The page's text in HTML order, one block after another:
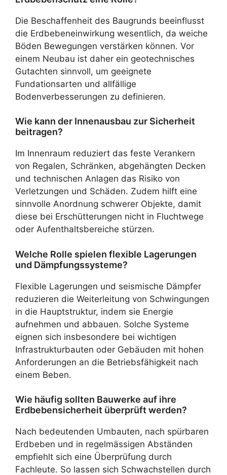
Die Beschaffenheit des Baugrunds beeinflusst
die Erdbebeneinwirkung wesentlich, da weiche
Böden Bewegungen verstärken können. Vor
einem Neubau ist daher ein geotechnisches
Gutachten sinnvoll, um geeignete
Fundationsarten und allfällige
Bodenverbesserungen zu definieren.
Wie kann der Innenausbau zur Sicherheit
beitragen?
Im Innenraum reduziert das feste Verankern
von Regalen, Schränken, abgehängten Decken
und technischen Anlagen das Risiko von
Verletzungen und Schäden. Zudem hilft eine
sinnvolle Anordnung schwerer Objekte, damit
diese bei Erschütterungen nicht in Fluchtwege
oder Aufenthaltsbereiche stürzen.
Welche Rolle spielen flexible Lagerungen
und Dämpfungssysteme?
Flexible Lagerungen und seismische Dämpfer
reduzieren die Weiterleitung von Schwingungen
in die Hauptstruktur, indem sie Energie
aufnehmen und abbauen. Solche Systeme
eignen sich insbesondere bei wichtigen
Infrastrukturbauten oder Gebäuden mit hohen
Anforderungen an die Betriebsfähigkeit nach
einem Beben.
Wie häufig sollten Bauwerke auf ihre
Erdbebensicherheit überprüft werden?
Nach bedeutenden Umbauten, nach spürbaren
Erdbeben und in regelmässigen Abständen
empfiehlt sich eine Überprüfung durch
Fachleute. So lassen sich Schwachstellen durch